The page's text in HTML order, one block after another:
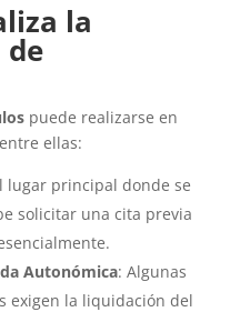
la
puede realizarse en
ellas:
lugar principal donde se
solicitar una cita previa
Autonómica: Algunas
exigen la liquidación del